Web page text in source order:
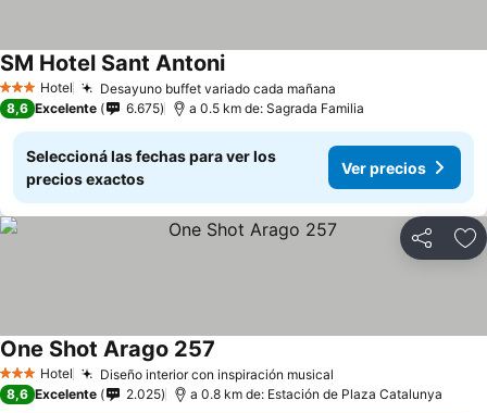
3 Estrellas
Hotel Desayuno buffet variado cada mañana
SM Hotel Sant Antoni
8,6 Excelente 6.675 a 0.5 km de: Sagrada Familia
Seleccioná las fechas para ver los
precios exactos
Ver precios
Compartir
3 Estrellas
Hotel Diseño interior con inspiración musical
One Shot Arago 257
8,6 Excelente 2.025 a 0.8 km de: Estación de Plaza Catalunya